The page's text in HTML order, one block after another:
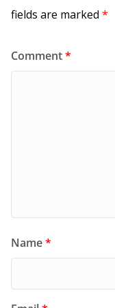
fields are marked *
Comment*
Name*